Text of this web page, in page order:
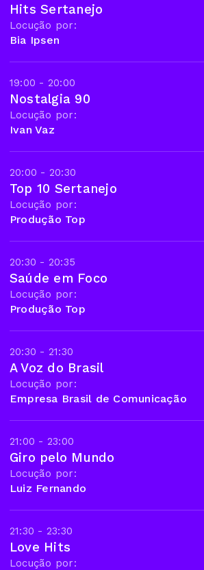
Hits Sertanejo
Locução por:
Bia Ipsen
19:00 - 20:00
Nostalgia 90
Locução por:
Ivan Vaz
20:00 - 20:30
Top 10 Sertanejo
Locução por:
Produção Top
20:30 - 20:35
Saúde em Foco
Locução por:
Produção Top
20:30 - 21:30
A Voz do Brasil
Locução por:
Empresa Brasil de Comunicação
21:00 - 23:00
Giro pelo Mundo
Locução por:
Luiz Fernando
21:30 - 23:30
Love Hits
Locução por: